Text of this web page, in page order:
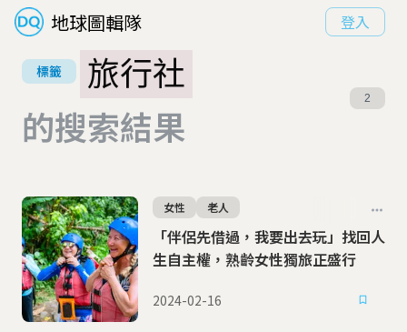
地球圖輯隊 登入
標籤
旅行社
的搜索結果
2
「伴侶先借過，我要出去玩」找回人
生自主權，熟齡女性獨旅正盛行
女性 老人
2024-02-16